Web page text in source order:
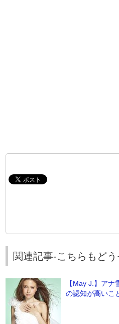
関連記事-こちらもど
【May J.】ア
の認知が高いこ